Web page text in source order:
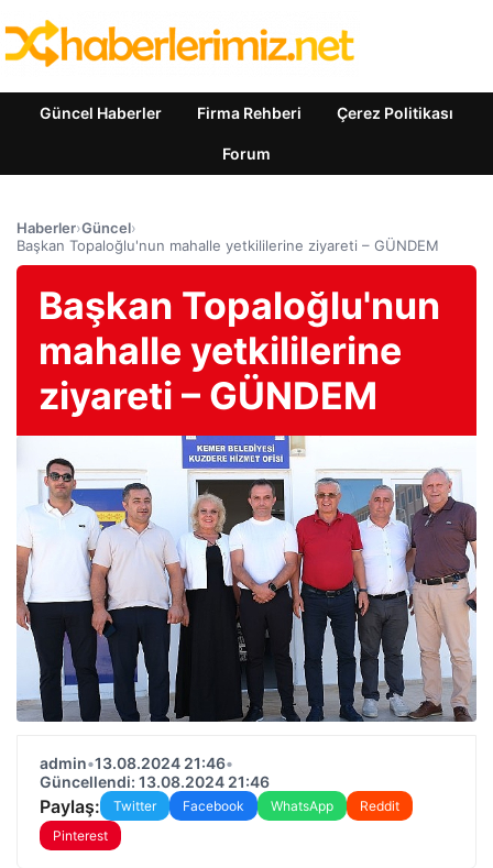
Güncel Haberler Firma Rehberi Çerez Politikası
Forum
Haberler›Güncel›
Başkan Topaloğlu'nun mahalle yetkililerine ziyareti – GÜNDEM
Başkan Topaloğlu'nun
mahalle yetkililerine
ziyareti – GÜNDEM
admin•13.08.2024 21:46•
Güncellendi: 13.08.2024 21:46
Paylaş: Twitter Facebook WhatsApp
Reddit
Pinterest